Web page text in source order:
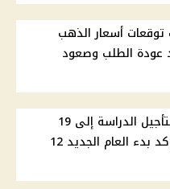
أسعار الذهب
عودة الطلب وصعود
خبير تربوي يطالب بتأجيل الدراسة إلى 19
سبتمبر والتعليم تؤكد بدء العام الجديد 12